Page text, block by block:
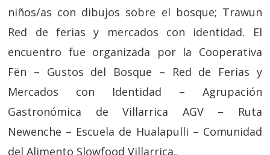
niños/as con dibujos sobre el bosque; Trawun
Red de ferias y mercados con identidad. El
encuentro fue organizada por la Cooperativa
Fën – Gustos del Bosque – Red de Ferias y
Mercados con Identidad – Agrupación
Gastronómica de Villarrica AGV – Ruta
Newenche – Escuela de Hualapulli – Comunidad
del Alimento Slowfood Villarrica..